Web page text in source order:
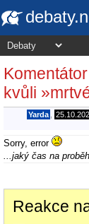
kvůli
Yarda
Sorry, error
...jaký čas na
Reakce